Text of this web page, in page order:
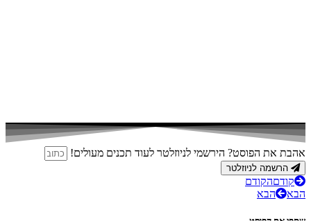
אהבת את הפוסט? הירשמי לניוזלטר לעוד תכנים מעולים!
הרשמה לניוזלטר
קודםהקודם
הבא
הבא